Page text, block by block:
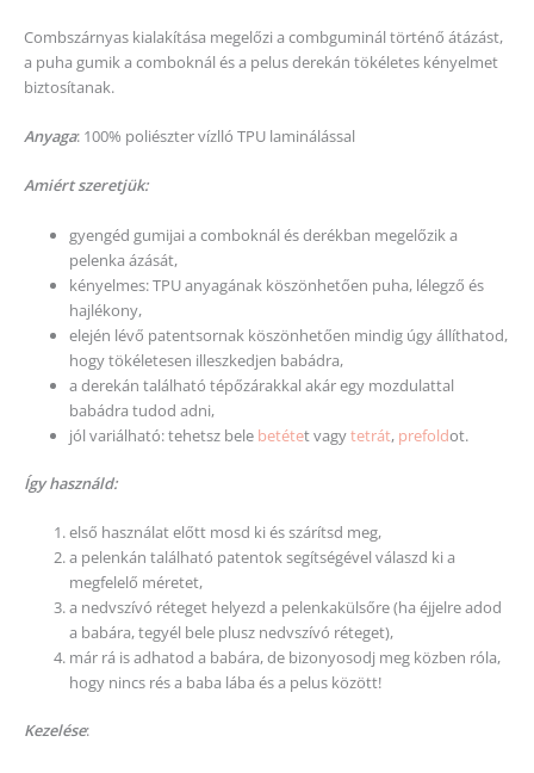
Combszárnyas kialakítása megelőzi a combguminál történő átázást,
a puha gumik a comboknál és a pelus derekán tökéletes kényelmet
biztosítanak.
Anyaga: 100% poliészter vízlló TPU laminálással
Amiért szeretjük:
gyengéd gumijai a comboknál és derékban megelőzik a
pelenka ázását,
kényelmes: TPU anyagának köszönhetően puha, lélegző és
hajlékony,
elején lévő patentsornak köszönhetően mindig úgy állíthatod,
hogy tökéletesen illeszkedjen babádra,
a derekán található tépőzárakkal akár egy mozdulattal
babádra tudod adni,
jól variálható: tehetsz bele betétet vagytetrát, prefoldot.
Így használd:
első használat előtt mosd ki és szárítsd meg,
a pelenkán található patentok segítségével válaszd ki a
megfelelő méretet,
a nedvszívó réteget helyezd a pelenkakülsőre (ha éjjelre adod
a babára, tegyél bele plusz nedvszívó réteget),
már rá is adhatod a babára, de bizonyosodj meg közben róla,
hogy nincs rés a baba lába és a pelus között!
Kezelése: